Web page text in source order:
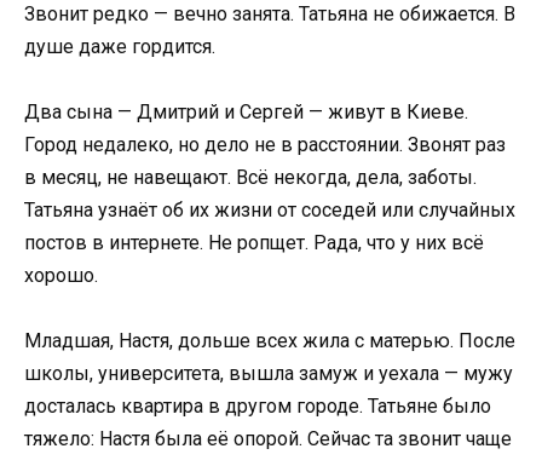
Звонит редко — вечно занята. Татьяна не обижается. В
душе даже гордится.
Два сына — Дмитрий и Сергей — живут в Киеве.
Город недалеко, но дело не в расстоянии. Звонят раз
в месяц, не навещают. Всё некогда, дела, заботы.
Татьяна узнаёт об их жизни от соседей или случайных
постов в интернете. Не ропщет. Рада, что у них всё
хорошо.
Младшая, Настя, дольше всех жила с матерью. После
школы, университета, вышла замуж и уехала — мужу
досталась квартира в другом городе. Татьяне было
тяжело: Настя была её опорой. Сейчас та звонит чаще